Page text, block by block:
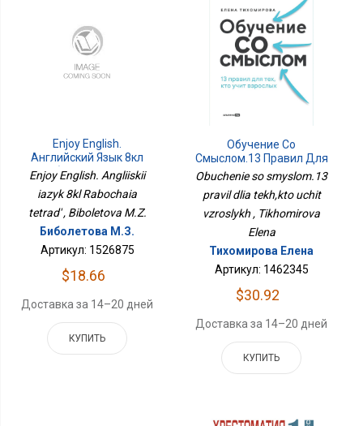
Enjoy English.
Английский Язык 8кл
Рабочая Тетрадь
Enjoy English. Angliiskii
iazyk 8kl Rabochaia
tetrad' , Biboletova M.Z.
Биболетова М.З.
Артикул: 1526875
$18.66
Доставка за 14–20 дней
КУПИТЬ
Обучение Со
Смыслом.13 Правил Для
Тех,кто Учит Взрослых
Obuchenie so smyslom.13
pravil dlia tekh,kto uchit
vzroslykh , Tikhomirova
Elena
Тихомирова Елена
Артикул: 1462345
$30.92
Доставка за 14–20 дней
КУПИТЬ